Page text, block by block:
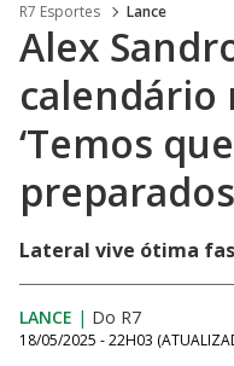
R7 Esportes Lance
Alex
calendário
‘Temos
Lateral vive ótima
LANCE | Do R7
18/05/2025 - 22H03